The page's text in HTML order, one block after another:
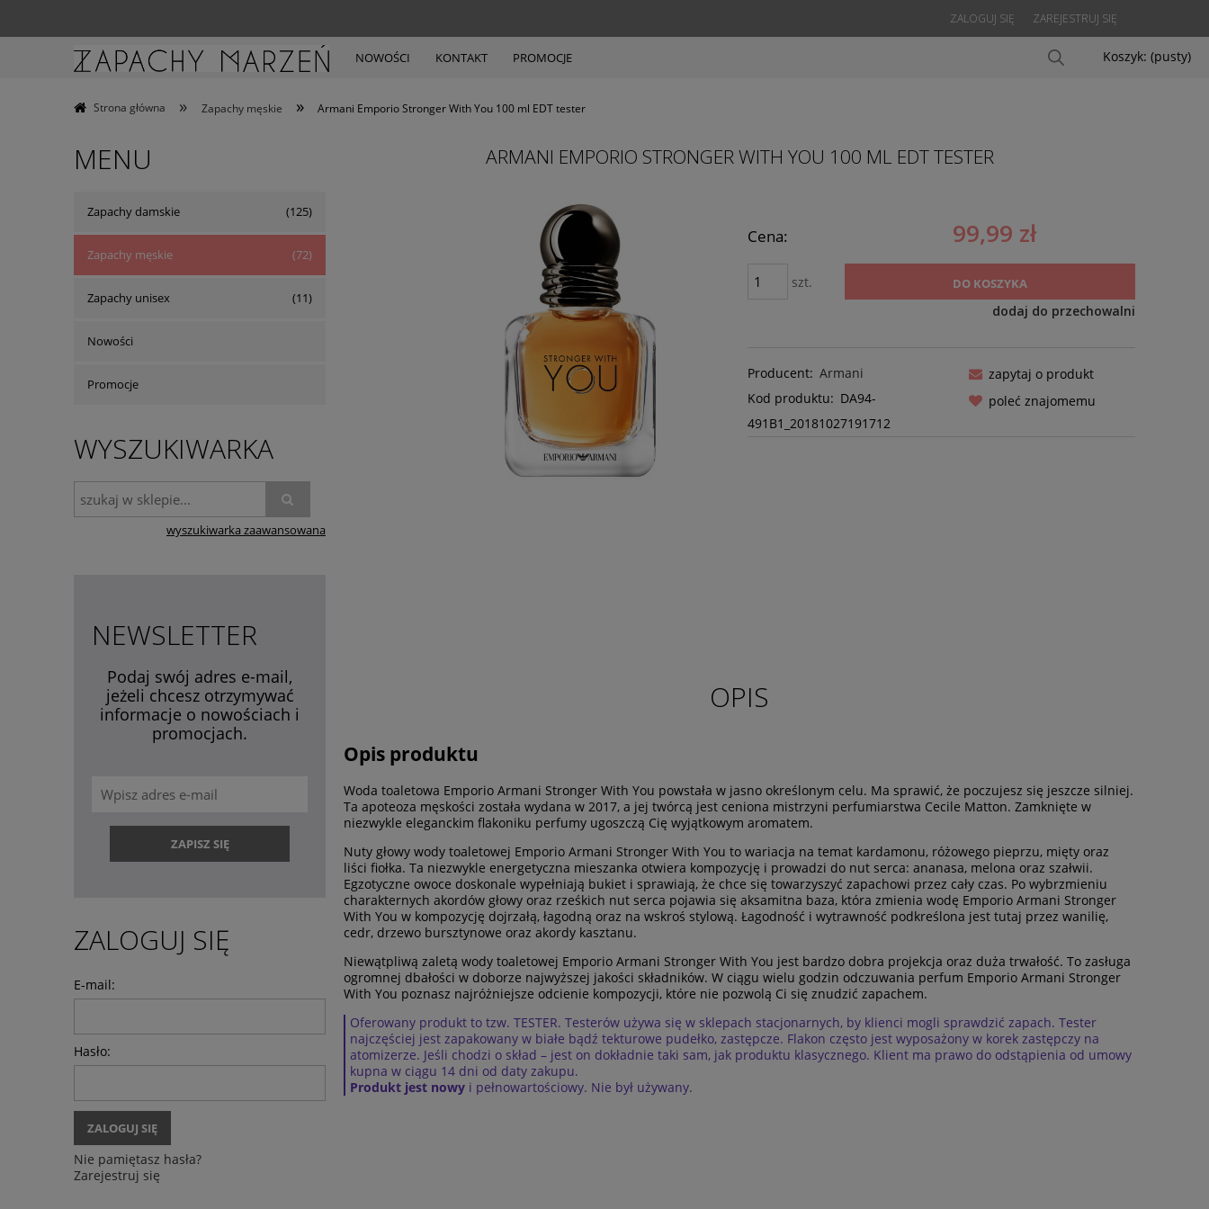
ZAREJESTRUJ SIĘ
ZALOGUJ SIĘ
Koszyk: (pusty)
NOWOŚCI KONTAKT PROMOCJE
Strona główna » Zapachy męskie » Armani Emporio Stronger With You 100 ml EDT tester
MENU
Zapachy damskie (125)
Zapachy męskie (72)
Zapachy unisex (11)
Nowości
Promocje
WYSZUKIWARKA
wyszukiwarka zaawansowana
NEWSLETTER
Podaj swój adres e-mail,
jeżeli chcesz otrzymywać
informacje o nowościach i
promocjach.
ZAPISZ SIĘ
ZALOGUJ SIĘ
E-mail:
Hasło:
ZALOGUJ SIĘ
Nie pamiętasz hasła?
Zarejestruj się
ARMANI EMPORIO STRONGER WITH YOU 100 ML EDT TESTER
Cena: 99,99 zł
szt. DO KOSZYKA
dodaj do przechowalni
Producent: Armani
Kod produktu: DA94-
491B1_20181027191712
zapytaj o produkt
poleć znajomemu
OPIS
Opis produktu
Woda toaletowa Emporio Armani Stronger With You powstała w jasno określonym celu. Ma sprawić, że poczujesz się jeszcze silniej.
Ta apoteoza męskości została wydana w 2017, a jej twórcą jest ceniona mistrzyni perfumiarstwa Cecile Matton. Zamknięte w
niezwykle eleganckim flakoniku perfumy ugoszczą Cię wyjątkowym aromatem.
Nuty głowy wody toaletowej Emporio Armani Stronger With You to wariacja na temat kardamonu, różowego pieprzu, mięty oraz
liści fiołka. Ta niezwykle energetyczna mieszanka otwiera kompozycję i prowadzi do nut serca: ananasa, melona oraz szałwii.
Egzotyczne owoce doskonale wypełniają bukiet i sprawiają, że chce się towarzyszyć zapachowi przez cały czas. Po wybrzmieniu
charakternych akordów głowy oraz rześkich nut serca pojawia się aksamitna baza, która zmienia wodę Emporio Armani Stronger
With You w kompozycję dojrzałą, łagodną oraz na wskroś stylową. Łagodność i wytrawność podkreślona jest tutaj przez wanilię,
cedr, drzewo bursztynowe oraz akordy kasztanu.
Niewątpliwą zaletą wody toaletowej Emporio Armani Stronger With You jest bardzo dobra projekcja oraz duża trwałość. To zasługa
ogromnej dbałości w doborze najwyższej jakości składników. W ciągu wielu godzin odczuwania perfum Emporio Armani Stronger
With You poznasz najróżniejsze odcienie kompozycji, które nie pozwolą Ci się znudzić zapachem.
Oferowany produkt to tzw. TESTER. Testerów używa się w sklepach stacjonarnych, by klienci mogli sprawdzić zapach. Tester
najczęściej jest zapakowany w białe bądź tekturowe pudełko, zastępcze. Flakon często jest wyposażony w korek zastępczy na
atomizerze. Jeśli chodzi o skład – jest on dokładnie taki sam, jak produktu klasycznego. Klient ma prawo do odstąpienia od umowy
kupna w ciągu 14 dni od daty zakupu.
Produkt jest nowy i pełnowartościowy. Nie był używany.